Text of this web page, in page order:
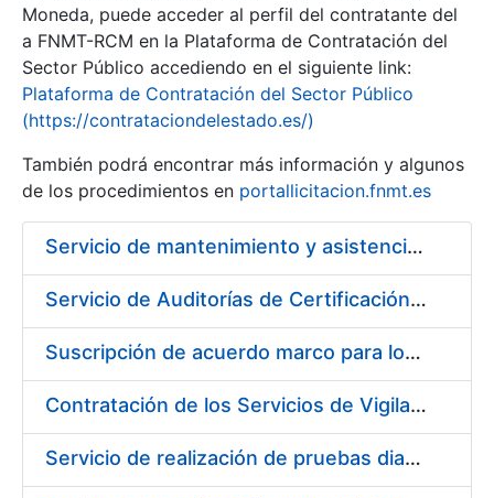
Mostrar/Ocultar
Moneda, puede acceder al perfil del contratante del
a FNMT-RCM en la Plataforma de Contratación del
Sector Público accediendo en el siguiente link:
Plataforma de Contratación del Sector Público
(https://contrataciondelestado.es/)
También podrá encontrar más información y algunos
de los procedimientos en portallicitacion.fnmt.es
Servicio de mantenimiento y asistencia técnica de equipos audiovisuales y alquiler de equipos de sonido y video y de interpretación simultánea en las instalaciones de la FNMT-RCM en Madrid
Servicio de Auditorías de Certificación de los sistemas de gestión de la FNMT-RCM
Suscripción de acuerdo marco para los Servicios de Catering y Almuerzos Protocolarios para eventos celebrados en la Real Casa de la Moneda – Fábrica Nacional de Moneda y Timbre
Contratación de los Servicios de Vigilancia de la Salud Individual y Colectiva y diversas actividades preventivas y sanitarias
Servicio de realización de pruebas diagnósticas de COVID-19